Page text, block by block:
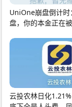
UniOne崩盘倒计时
盘，你的本金正在
云投农林日化